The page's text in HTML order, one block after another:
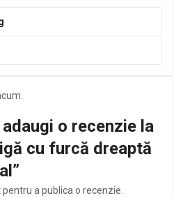
o recenzie la
cu furcă dreaptă
pentru a publica o recenzie.